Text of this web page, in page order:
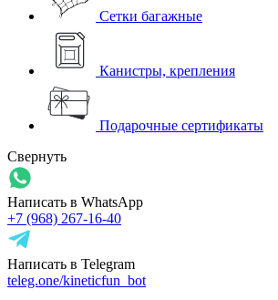
Сетки багажные
Канистры, крепления
Подарочные сертификаты
Свернуть
Написать в WhatsApp
+7 (968) 267-16-40
Написать в Telegram
teleg.one/kineticfun_bot